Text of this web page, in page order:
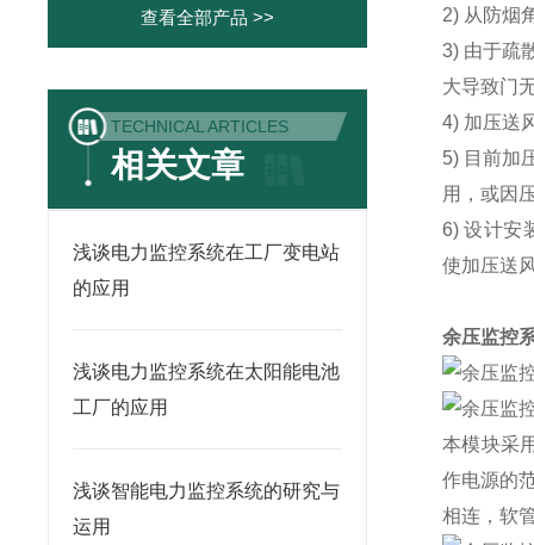
2) 从防烟
3) 由于疏
大导致门
4) 加压送
5) 目前加
用，或因
6) 设计安
使加压送
余压监控
本模块采
作电源的
相连，软
查看全部产品 >>
TECHNICAL ARTICLES
相关文章
浅谈电力监控系统在工厂变电站
的应用
浅谈电力监控系统在太阳能电池
工厂的应用
浅谈智能电力监控系统的研究与
运用